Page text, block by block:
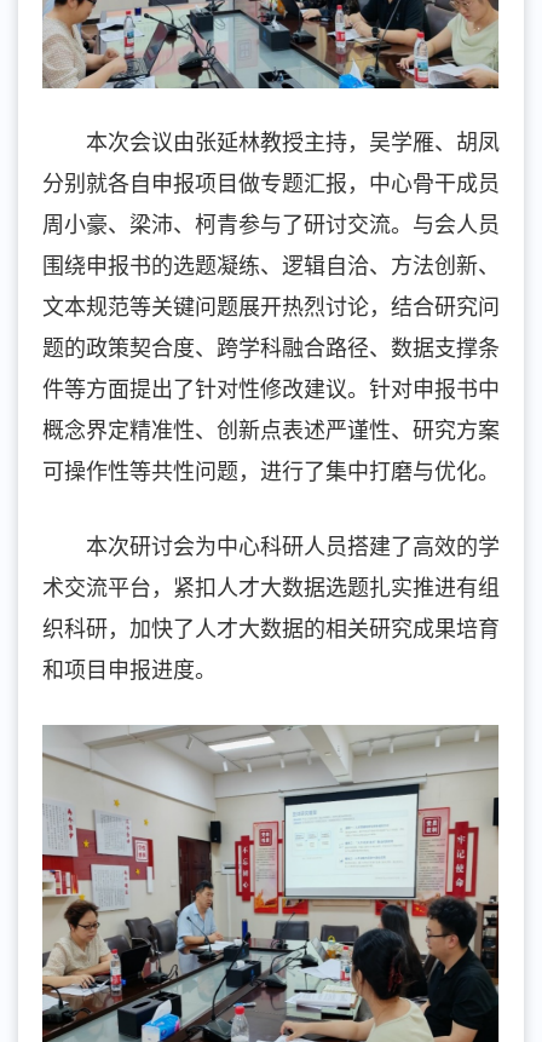
本次会议由张延林教授主持，吴学雁、胡凤
分别就各自申报项目做专题汇报，中心骨干成员
周小豪、梁沛、柯青参与了研讨交流。与会人员
围绕申报书的选题凝练、逻辑自洽、方法创新、
文本规范等关键问题展开热烈讨论，结合研究问
题的政策契合度、跨学科融合路径、数据支撑条
件等方面提出了针对性修改建议。针对申报书中
概念界定精准性、创新点表述严谨性、研究方案
可操作性等共性问题，进行了集中打磨与优化。
本次研讨会为中心科研人员搭建了高效的学
术交流平台，紧扣人才大数据选题扎实推进有组
织科研，加快了人才大数据的相关研究成果培育
和项目申报进度。